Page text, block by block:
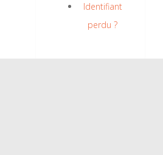
Identifiant
perdu ?